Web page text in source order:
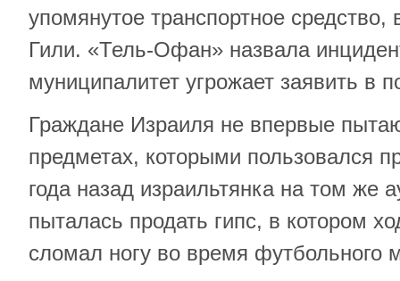
упомянутое транспортное
Гили. «Тель-Офан» назвала
муниципалитет угрожает заявить в
Граждане Израиля не впервые
предметах, которыми пользовался
года назад израильтянка на том же
пыталась продать гипс, в котором
сломал ногу во время футбольного